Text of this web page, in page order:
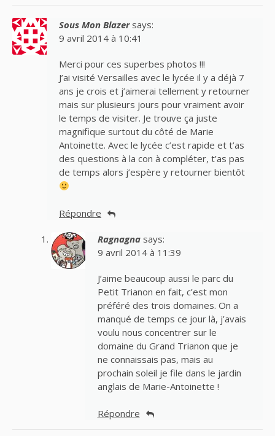
Sous Mon Blazer says:
9 avril 2014 à 10:41
Merci pour ces superbes photos !!!
J’ai visité Versailles avec le lycée il y a déjà 7
ans je crois et j’aimerai tellement y retourner
mais sur plusieurs jours pour vraiment avoir
le temps de visiter. Je trouve ça juste
magnifique surtout du côté de Marie
Antoinette. Avec le lycée c’est rapide et t’as
des questions à la con à compléter, t’as pas
de temps alors j’espère y retourner bientôt
Répondre
Ragnagna says:
9 avril 2014 à 11:39
J’aime beaucoup aussi le parc du
Petit Trianon en fait, c’est mon
préféré des trois domaines. On a
manqué de temps ce jour là, j’avais
voulu nous concentrer sur le
domaine du Grand Trianon que je
ne connaissais pas, mais au
prochain soleil je file dans le jardin
anglais de Marie-Antoinette !
Répondre